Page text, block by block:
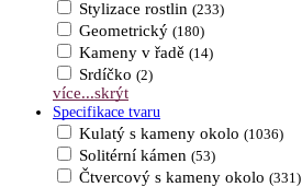
Stylizace rostlin (233)
Geometrický (180)
Kameny v řadě (14)
Srdíčko (2)
více...skrýt
Specifikace tvaru
Kulatý s kameny okolo (1036)
Solitérní kámen (53)
Čtvercový s kameny okolo (331)